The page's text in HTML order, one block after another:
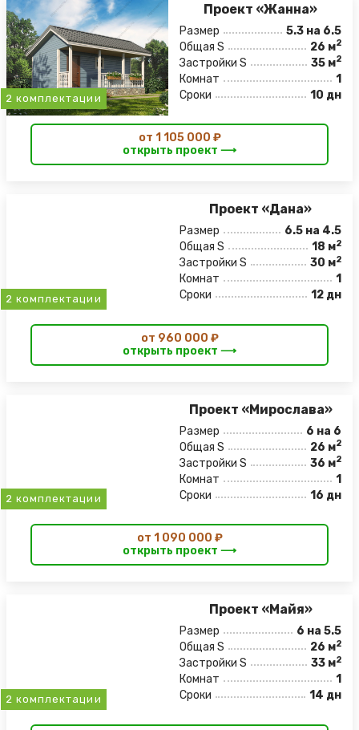
2 комплектации
Проект «Жанна»
Размер
5.3 на 6.5
Общая S
26 м2
Застройки S 35 м2
Комнат
1
Сроки
10 дн
от 1 105 000 ₽
открыть проект ⟶
2 комплектации
Проект «Дана»
Размер
6.5 на 4.5
Общая S
18 м2
Застройки S 30 м2
Комнат
1
Сроки
12 дн
от 960 000 ₽
открыть проект ⟶
2 комплектации
Проект «Мирослава»
Размер
6 на 6
Общая S
26 м2
Застройки S 36 м2
Комнат
1
Сроки
16 дн
от 1 090 000 ₽
открыть проект ⟶
2 комплектации
Проект «Майя»
Размер
6 на 5.5
Общая S
26 м2
Застройки S 33 м2
Комнат
1
Сроки
14 дн